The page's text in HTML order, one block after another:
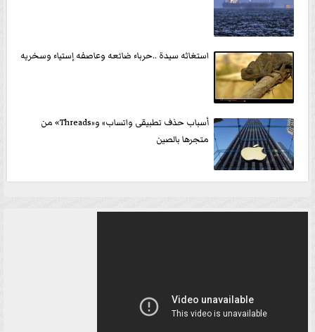
استغاثه سيدة ..حرباء ضائعه وعاصفه إستياء وسخريه
أسباب حذف تطبيقى واتساب» و«Threads» من
متجرها بالصين